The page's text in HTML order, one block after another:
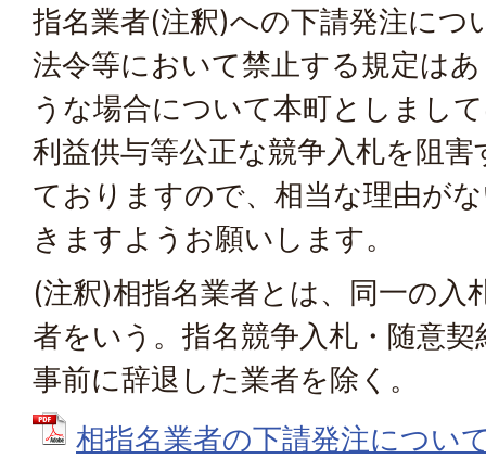
指名業者(注釈)への下請発注につ
法令等において禁止する規定は
うな場合について本町としまし
利益供与等公正な競争入札を阻
ておりますので、相当な理由が
きますようお願いします。
(注釈)相指名業者とは、同一の入
者をいう。指名競争入札・随意
事前に辞退した業者を除く。
相指名業者の下請発注につい